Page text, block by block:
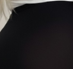
RATES